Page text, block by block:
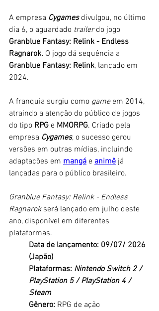
A empresa Cygames divulgou, no último
dia 6, o aguardado trailer do jogo
Granblue Fantasy: Relink - Endless
Ragnarok. O jogo dá sequência a
Granblue Fantasy: Relink, lançado em
2024.
A franquia surgiu como game em 2014,
atraindo a atenção do público de jogos
do tipo RPG e MMORPG. Criado pela
empresa Cygames, o sucesso gerou
versões em outras mídias, incluindo
adaptações em mangá e animê já
lançadas para o público brasileiro.
Granblue Fantasy: Relink - Endless
Ragnarok será lançado em julho deste
ano, disponível em diferentes
plataformas.
Data de lançamento: 09/07/ 2026
(Japão)
Plataformas: Nintendo Switch 2 /
PlayStation 5 / PlayStation 4 /
Steam
Gênero: RPG de ação